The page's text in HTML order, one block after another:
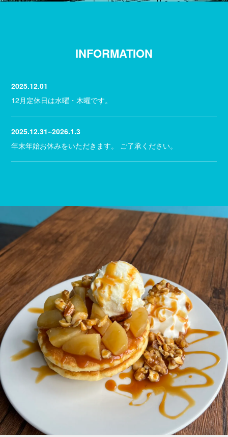
INFORMATION
2025.12.01
12月定休日は水曜・木曜です。
2025.12.31~2026.1.3
年末年始お休みをいただきます。 ご了承ください。